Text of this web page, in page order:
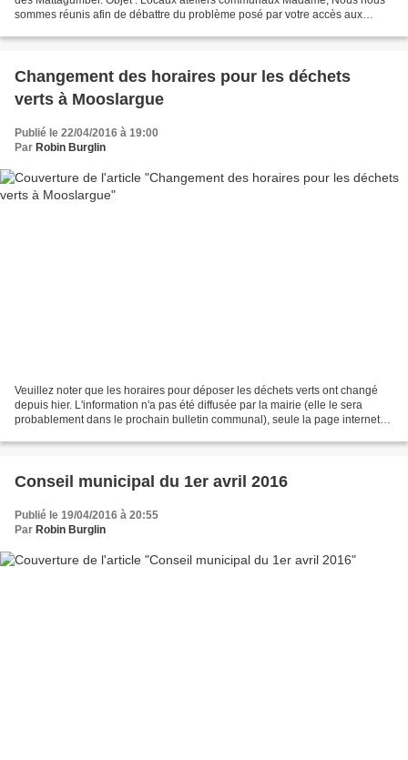
sommes réunis afin de débattre du problème posé par votre accès aux
Changement des horaires pour les déchets
verts à Mooslargue
Publié le 22/04/2016 à 19:00
Par Robin Burglin
Veuillez noter que les horaires pour déposer les déchets verts ont changé
depuis hier. L'information n'a pas été diffusée par la mairie (elle le sera
probablement dans le prochain bulletin communal), seule la page internet
Conseil municipal du 1er avril 2016
Publié le 19/04/2016 à 20:55
Par Robin Burglin